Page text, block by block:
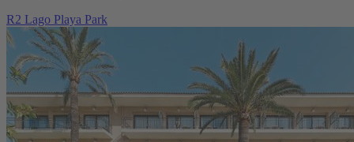
R2 Lago Playa Park